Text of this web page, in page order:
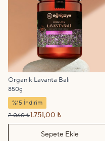
Organik Lavanta Balı
850g
%15 İndirim
2.060 ₺1.751,00 ₺
Sepete Ekle